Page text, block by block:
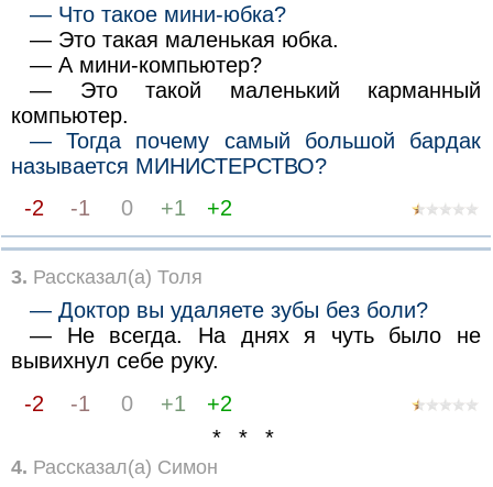
— Что такое мини-юбка?
— Это такая маленькая юбка.
— А мини-компьютер?
— Это такой маленький карманный
компьютер.
— Тогда почему самый большой бардак
называется МИНИСТЕРСТВО?
-2
-1 0 +1 +2
3. Рассказал(а) Толя
— Доктор вы удаляете зубы без боли?
— Не всегда. На днях я чуть было не
вывихнул себе руку.
-2
-1 0 +1
+2
* * *
4. Рассказал(а) Симон